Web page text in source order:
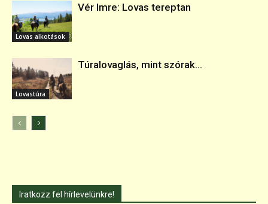
Lovas alkotások
Vér Imre: Lovas tereptan
Lovastúra
Túralovaglás, mint szórak...
Iratkozz fel hírlevelünkre!